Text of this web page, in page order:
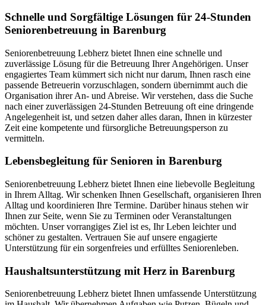
Schnelle und Sorgfältige Lösungen für 24-Stunden
Seniorenbetreuung in Barenburg
Seniorenbetreuung Lebherz bietet Ihnen eine schnelle und
zuverlässige Lösung für die Betreuung Ihrer Angehörigen. Unser
engagiertes Team kümmert sich nicht nur darum, Ihnen rasch eine
passende Betreuerin vorzuschlagen, sondern übernimmt auch die
Organisation ihrer An- und Abreise. Wir verstehen, dass die Suche
nach einer zuverlässigen 24-Stunden Betreuung oft eine dringende
Angelegenheit ist, und setzen daher alles daran, Ihnen in kürzester
Zeit eine kompetente und fürsorgliche Betreuungsperson zu
vermitteln.
Lebensbegleitung für Senioren in Barenburg
Seniorenbetreuung Lebherz bietet Ihnen eine liebevolle Begleitung
in Ihrem Alltag. Wir schenken Ihnen Gesellschaft, organisieren Ihren
Alltag und koordinieren Ihre Termine. Darüber hinaus stehen wir
Ihnen zur Seite, wenn Sie zu Terminen oder Veranstaltungen
möchten. Unser vorrangiges Ziel ist es, Ihr Leben leichter und
schöner zu gestalten. Vertrauen Sie auf unsere engagierte
Unterstützung für ein sorgenfreies und erfülltes Seniorenleben.
Haushalts­unterstützung mit Herz in Barenburg
Seniorenbetreuung Lebherz bietet Ihnen umfassende Unterstützung